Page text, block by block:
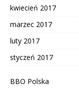
kwiecień 2017
marzec 2017
luty 2017
styczeń 2017
BBO Polska